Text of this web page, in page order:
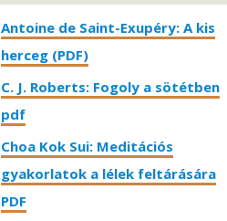
Antoine de Saint-Exupéry: A kis
herceg (PDF)
C. J. Roberts: Fogoly a sötétben
pdf
Choa Kok Sui: Meditációs
gyakorlatok a lélek feltárására
PDF